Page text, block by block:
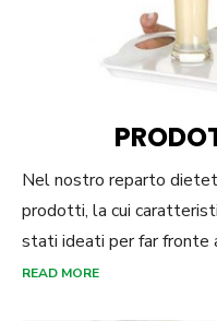
Nel nostro reparto
prodotti, la cui
stati ideati per far fronte
READ MORE